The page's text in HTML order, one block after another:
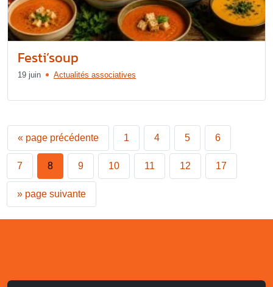
Festi’soup
19 juin Actualités associatives
« page précédente 1 4 5 6
7 8 9 10 11 12 17
» page suivante